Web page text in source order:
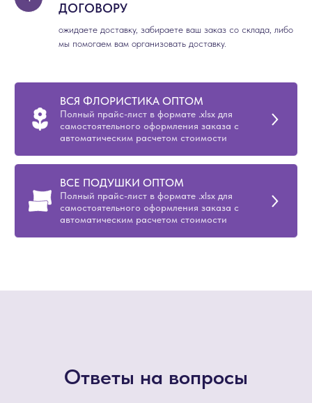
ДОГОВОРУ
ожидаете доставку, забираете ваш заказ со склада, либо
мы помогаем вам организовать доставку.
ВСЯ ФЛОРИСТИКА ОПТОМ
Полный прайс-лист в формате .xlsx для
самостоятельного оформления заказа с
автоматическим расчетом стоимости
ВСЕ ПОДУШКИ ОПТОМ
Полный прайс-лист в формате .xlsx для
самостоятельного оформления заказа с
автоматическим расчетом стоимости
Ответы на вопросы